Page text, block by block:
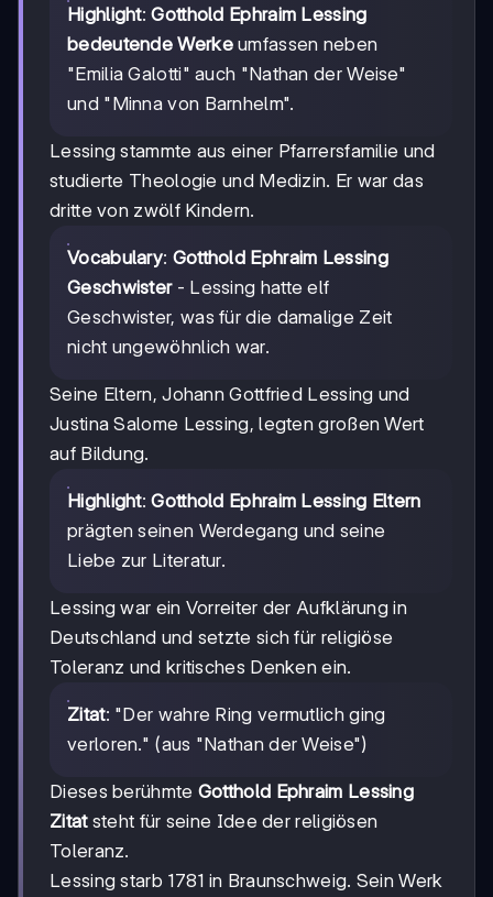
Highlight:Gotthold Ephraim Lessing
bedeutende Werkeumfassen neben
"Emilia Galotti" auch "Nathan der Weise"
und "Minna von Barnhelm".
Lessing stammte aus einer Pfarrersfamilie und
studierte Theologie und Medizin. Er war das
dritte von zwölf Kindern.
Vocabulary: Gotthold Ephraim Lessing
Geschwister- Lessing hatte elf
Geschwister, was für die damalige Zeit
nicht ungewöhnlich war.
Seine Eltern, Johann Gottfried Lessing und
Justina Salome Lessing, legten großen Wert
auf Bildung.
Highlight:Gotthold Ephraim Lessing Eltern
prägten seinen Werdegang und seine
Liebe zur Literatur.
Lessing war ein Vorreiter der Aufklärung in
Deutschland und setzte sich für religiöse
Toleranz und kritisches Denken ein.
Zitat: "Der wahre Ring vermutlich ging
verloren." (aus "Nathan der Weise")
Dieses berühmte Gotthold Ephraim Lessing
Zitatsteht für seine Idee der religiösen
Toleranz.
Lessing starb 1781 in Braunschweig. Sein Werk